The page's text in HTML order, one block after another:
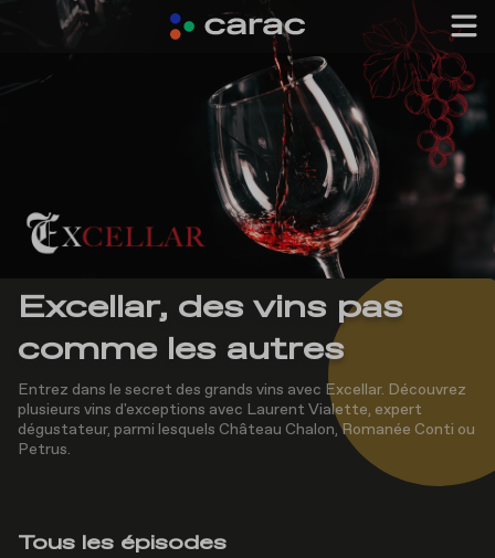
Excellar, des vins pas
comme les autres
Entrez dans le secret des grands vins avec Excellar. Découvrez
plusieurs vins d'exceptions avec Laurent Vialette, expert
dégustateur, parmi lesquels Château Chalon, Romanée Conti ou
Petrus.
Tous les épisodes